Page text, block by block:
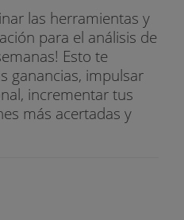
hasta el
DE PAGO
al contado
dos plazos
curso 2025-2026
las herramientas y
para el análisis de
Esto te
ganancias, impulsar
incrementar tus
más acertadas y